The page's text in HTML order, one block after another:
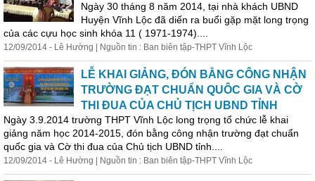
Ngày 30 tháng 8 năm 2014, tại nhà khách UBND
Huyện Vĩnh Lộc đã diến ra buổi gặp mặt long trọng
của các cựu học sinh khóa 11 ( 1971-1974)....
12/09/2014 - Lê Hường | Nguồn tin : Ban biên tập-THPT Vĩnh Lộc
LỄ KHAI GIẢNG, ĐÓN BẰNG CÔNG NHẬN
TRƯỜNG ĐẠT CHUẨN QUÔC GIA VÀ CỜ
THI ĐUA CỦA CHỦ TỊCH UBND TỈNH
Ngày 3.9.2014 trường THPT Vĩnh Lộc long trọng tổ chức lễ khai
giảng năm học 2014-2015, đón bằng công nhận trường đạt chuẩn
quốc gia và Cờ thi đua của Chủ tịch UBND tỉnh....
12/09/2014 - Lê Hường | Nguồn tin : Ban biên tập-THPT Vĩnh Lộc